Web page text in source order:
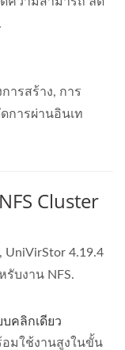
ารสร้าง, การ
การผ่านอินเท
Cluster
4.19.4
บงาน NFS.
คลิกเดียว
อมใช้งานสูงในขั้น